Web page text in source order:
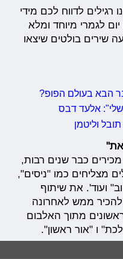
רגילים לדווח לכם מידי
לגמרי מיוחד ומלא
שירים בולטים שיצאו
הבא בעולם הפופ?
שלי": אלעד דבס
וליטמן
כבר שנים רבות,
מצליחים כמו "ניסים",
ועוד'. את שיתוף
להכיר ממש לאחרונה
מתוך האלבום
ו "אור ראשון".